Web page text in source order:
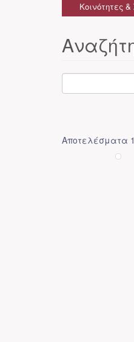
Κοινότητες
Αποτελέσματα